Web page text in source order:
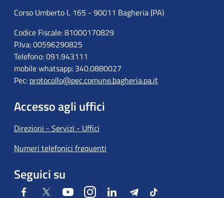
Corso Umberto I, 165 - 90011 Bagheria (PA)
Codice Fiscale: 81000170829
P.Iva: 00596290825
Telefono: 091.943111
mobile whatsapp: 340.0880027
Pec: protocollo@pec.comune.bagheria.pa.it
Accesso agli uffici
Direzioni - Servizi - Uffici
Numeri telefonici frequenti
Seguici su
Facebook Twitter YoutubeInstagramLinkedIn TelegramTiktok